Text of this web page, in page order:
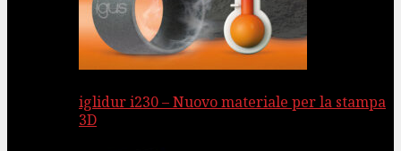
iglidur i230 – Nuovo materiale per la stampa
3D